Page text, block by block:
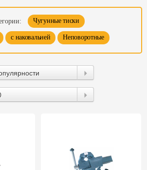
Чугунные тиски
с наковальней Неповоротные